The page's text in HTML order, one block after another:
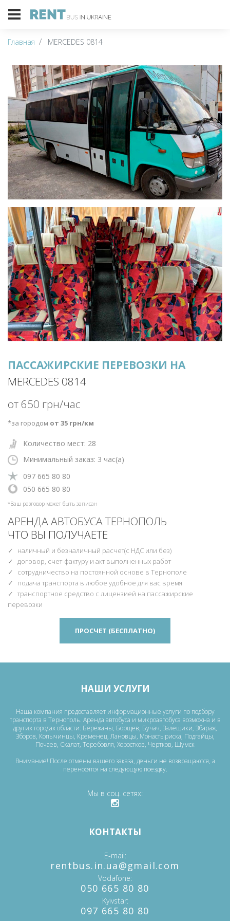
Главная MERCEDES 0814
ПАССАЖИРСКИЕ ПЕРЕВОЗКИ НА
MERCEDES 0814
от 650 грн/час
*за городом от 35 грн/км
Количество мест: 28
Минимальный заказ: 3 час(а)
‎097 665 80 80
‎‎050 665 80 80
*Ваш разговор может быть записан
АРЕНДА АВТОБУСА ТЕРНОПОЛЬ
ЧТО ВЫ ПОЛУЧАЕТЕ
наличный и безналичный расчет(с НДС или без)
договор, счет-фактуру и акт выполненных работ
сотрудничество на постоянной основе в Тернополе
подача транспорта в любое удобное для вас время
транспортное средство с лицензией на пассажирские
перевозки
ПРОСЧЕТ (БЕСПЛАТНО)
НАШИ УСЛУГИ
Наша компания предоставляет информационные услуги по подбору
транспорта в Тернополь. Аренда автобуса и микроавтобуса возможна и в
других городах области: Бережаны, Борщев, Бучач, Залещики, Збараж,
Зборов, Копычинцы, Кременец, Лановцы, Монастыриска, Подгайцы,
Почаев, Скалат, Теребовля, Хоростков, Чертков, Шумск
Внимание! После отмены вашего заказа, деньги не возвращаются, а
переносятся на следующую поездку.
Мы в соц. сетях
КОНТАКТЫ
E-mail
‎rentbus.in.ua@gmail.com
Vodafone
‎‎050 665 80 80
Kyivstar
‎097 665 80 80